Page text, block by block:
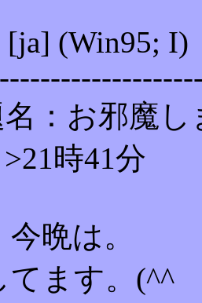
(Win95; I)
：お邪魔し
時41分
晩は。
てます。(^^